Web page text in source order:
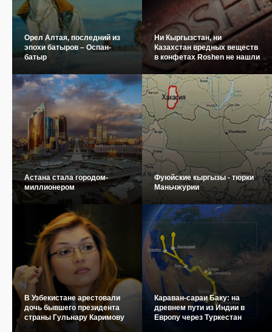
Орел Алтая, последний из
эпохи батыров – Оспан-
батыр
Ни Кыргызстан, ни
Казахстан вредных веществ
в конфетах Roshen не нашли
Астана стала городом-
миллионером
Фуюйские кыргызы - тюрки
Маньчжурии
В Узбекистане арестовали
дочь бывшего президента
страны Гульнару Каримову
Караван-сараи Баку: на
древнем пути из Индии в
Европу через Туркестан